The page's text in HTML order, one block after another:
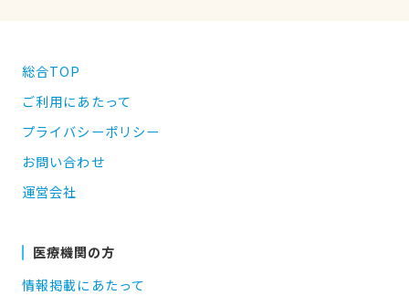
総合TOP
ご利用にあたって
プライバシーポリシー
お問い合わせ
運営会社
医療機関の方
情報掲載にあたって